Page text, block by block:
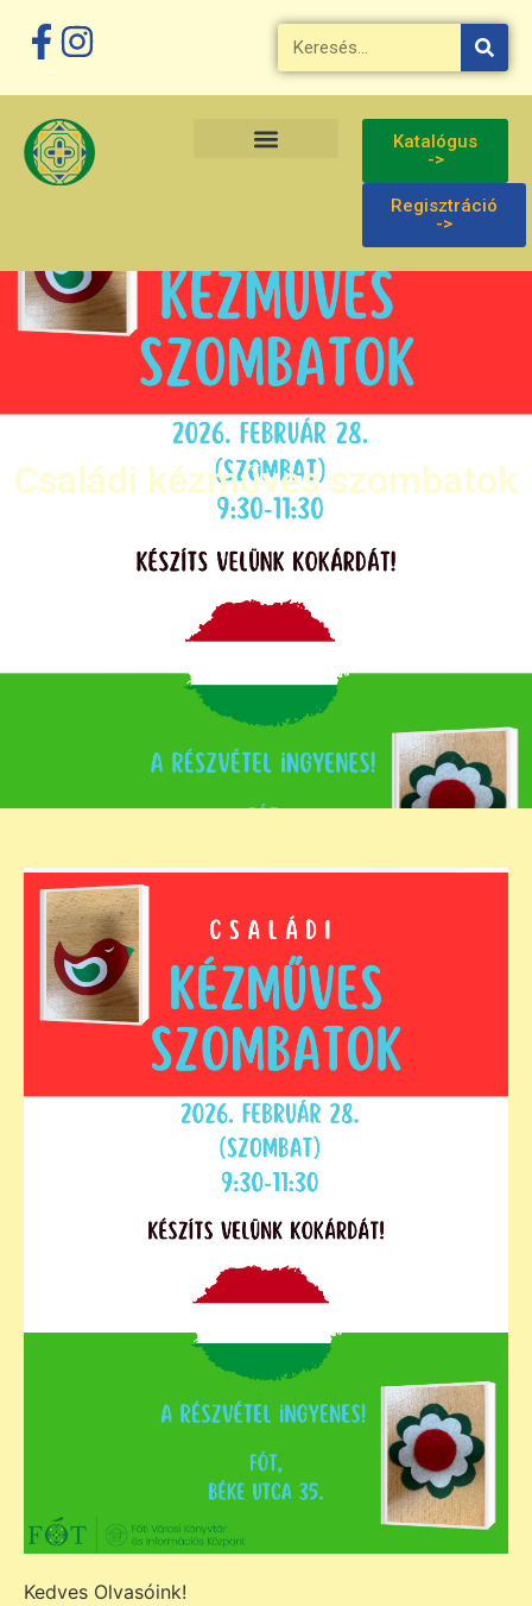
Katalógus
->
Regisztráció
->
Családi kézműves szombatok
Kedves Olvasóink!